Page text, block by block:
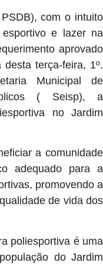
com o intuito
e lazer na
aprovado
terça-feira, 1º.
Municipal de
( Seisp), a
no Jardim
a comunidade
adequado para a
promovendo a
de vida dos
poliesportiva é uma
do Jardim